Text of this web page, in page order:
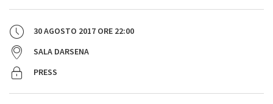
30 AGOSTO 2017 ORE 22:00
SALA DARSENA
PRESS